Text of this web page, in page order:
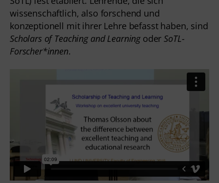
wissenschaftlich, also forschend und
konzeptionell mit ihrer Lehre befasst haben, sind
Scholars of Teaching and LearningoderSoTL-
Forscher*innen.